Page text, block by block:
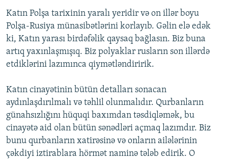
Katın Polşa tarixinin yaralı yeridir və on illər boyu
Polşa-Rusiya münasibətlərini korlayıb. Gəlin elə edək
ki, Katın yarası birdəfəlik qaysaq bağlasın. Biz buna
artıq yaxınlaşmışıq. Biz polyaklar rusların son illərdə
etdiklərini lazımınca qiymətləndiririk.
Katın cinayətinin bütün detalları sonacan
aydınlaşdırılmalı və təhlil olunmalıdır. Qurbanların
günahsızlığını hüquqi baxımdan təsdiqləmək, bu
cinayətə aid olan bütün sənədləri açmaq lazımdır. Biz
bunu qurbanların xatirəsinə və onların ailələrinin
çəkdiyi iztirablara hörmət naminə tələb edirik. O